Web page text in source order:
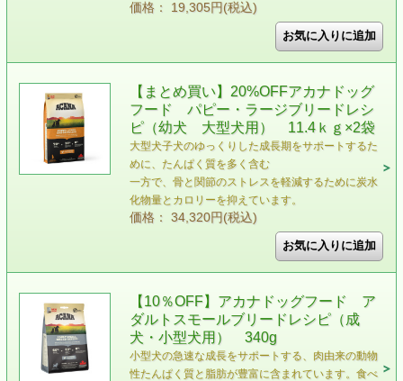
価格： 19,305円(税込)
【まとめ買い】20%OFFアカナドッグ
フード パピー・ラージブリードレシ
ピ（幼犬 大型犬用） 11.4ｋｇ×2袋
大型犬子犬のゆっくりした成長期をサポートするた
めに、たんぱく質を多く含む
一方で、骨と関節のストレスを軽減するために炭水
化物量とカロリーを抑えています。
価格： 34,320円(税込)
【10％OFF】アカナドッグフード ア
ダルトスモールブリードレシピ（成
犬・小型犬用） 340g
小型犬の急速な成長をサポートする、肉由来の動物
性たんぱく質と脂肪が豊富に含まれています。食べ